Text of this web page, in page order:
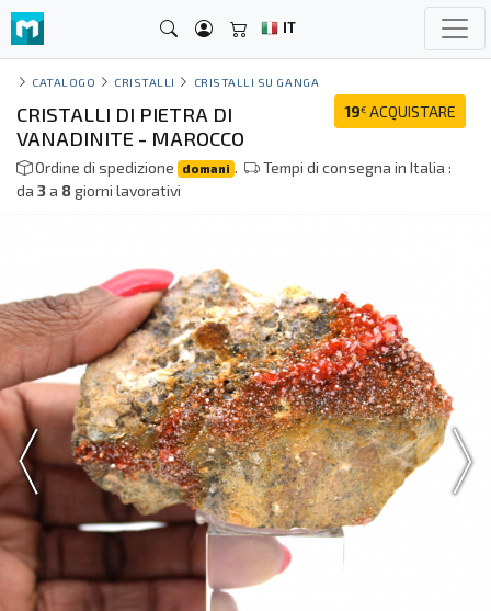
IT
CATALOGO CRISTALLI CRISTALLI SU GANGA
19€ ACQUISTARE
CRISTALLI DI PIETRA DI
VANADINITE - MAROCCO
Ordine di spedizione domani .
Tempi di consegna in Italia :
da 3a 8giorni lavorativi